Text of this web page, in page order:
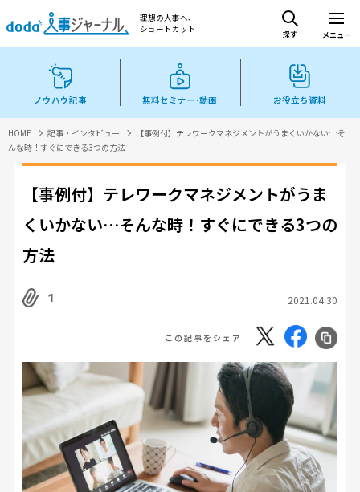
理想の人事へ、
ショートカット
探す メニュー
ノウハウ記事 無料セミナー･動画 お役立ち資料
HOME 記事・インタビュー
【事例付】テレワークマネジメントがうまくいかない…そ
んな時！すぐにできる3つの方法
【事例付】テレワークマネジメントがうま
くいかない…そんな時！すぐにできる3つの
方法
1 2021.04.30
この記事をシェア